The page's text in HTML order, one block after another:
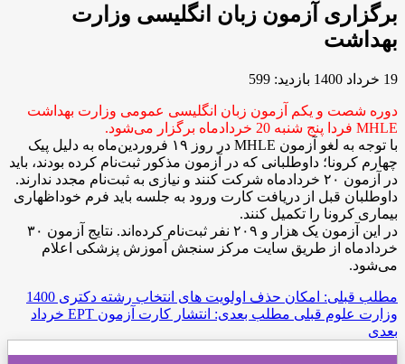
برگزاری آزمون زبان انگلیسی وزارت
بهداشت
19 خرداد 1400 بازدید: 599
دوره شصت و یکم آزمون زبان انگلیسی عمومی وزارت بهداشت
MHLE فردا پنج شنبه 20 خردادماه برگزار می‌شود.
با توجه به لغو آزمون MHLE در روز ۱۹ فروردین‌ماه به دلیل پیک
چهارم کرونا؛ داوطلبانی که در آزمون مذکور ثبت‌نام کرده بودند، باید
در آزمون ۲۰ خردادماه شرکت کنند و نیازی به ثبت‌نام مجدد ندارند.
داوطلبان قبل از دریافت کارت ورود به جلسه باید فرم خوداظهاری
بیماری کرونا را تکمیل کنند.
در این آزمون یک هزار و ۲۰۹ نفر ثبت‌نام کرده‌اند. نتایج آزمون ۳۰
خردادماه از طریق سایت مرکز سنجش آموزش پزشکی اعلام
می‌شود.
مطلب قبلی: امکان حذف اولویت های انتخاب رشته دکتری 1400
وزارت علوم قبلی مطلب بعدی: انتشار کارت آزمون EPT خرداد
بعدی